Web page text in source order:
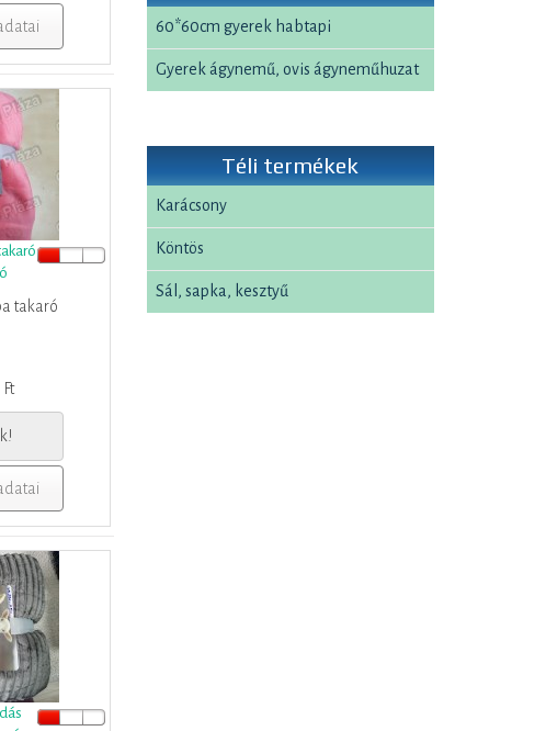
takaró
60*60cm gyerek habtapi
Gyerek ágynemű, ovis ágyneműhuzat
Téli termékek
Karácsony
Köntös
Sál, sapka, kesztyű